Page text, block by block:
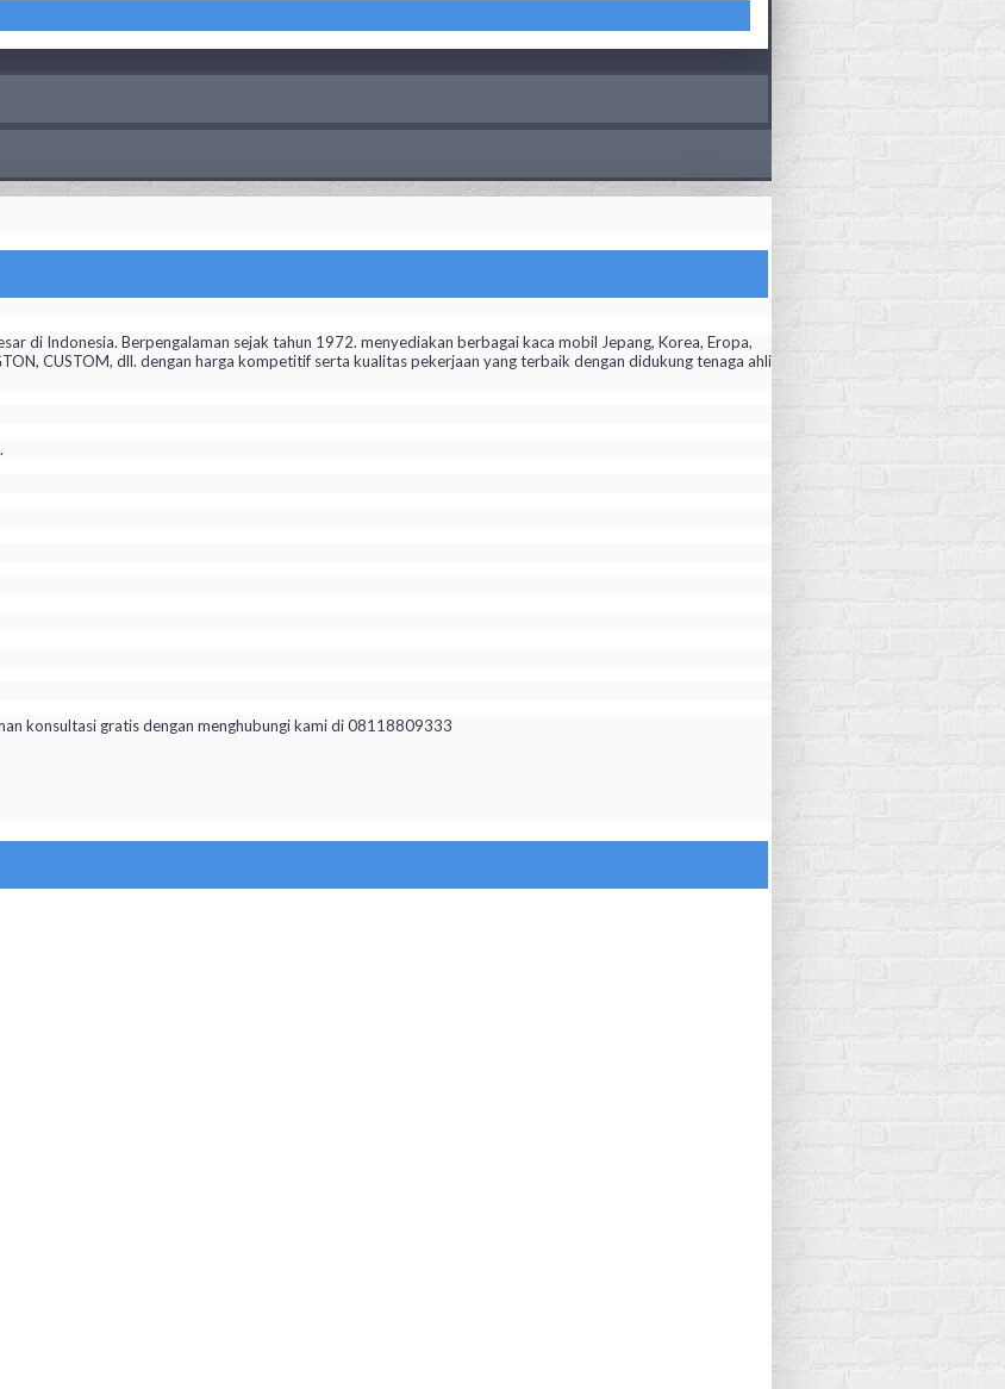
di Indonesia. Berpengalaman sejak tahun 1972. menyediakan berbagai kaca mobil Jepang, Korea, Eropa,
CUSTOM, dll. dengan harga kompetitif serta kualitas pekerjaan yang terbaik dengan didukung tenaga ahli
konsultasi gratis dengan menghubungi kami di 08118809333